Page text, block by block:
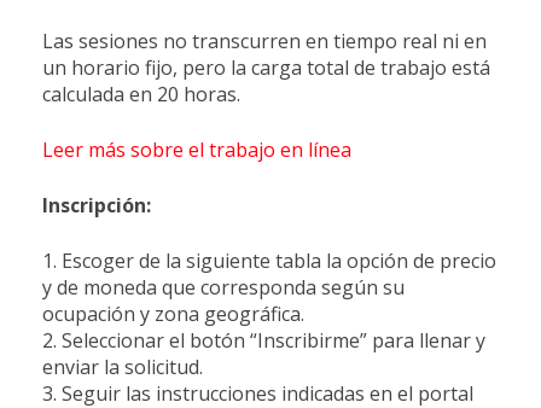
Las sesiones no transcurren en tiempo real ni en
un horario fijo, pero la carga total de trabajo está
calculada en 20 horas.
Leer más sobre el trabajo en línea
Inscripción:
1. Escoger de la siguiente tabla la opción de precio
y de moneda que corresponda según su
ocupación y zona geográfica.
2. Seleccionar el botón “Inscribirme” para llenar y
enviar la solicitud.
3. Seguir las instrucciones indicadas en el portal